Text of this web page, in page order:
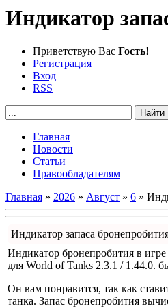
Индикатор
Приветствую Вас Гость!
Регистрация
Вход
RSS
Главная
Новости
Статьи
Правообладателям
Главная » 2026 » Август » 6 »
Индикатор запаса
Индикатор бронепробития в
для World of Tanks 2.3.1 / 1.44.0.
Он вам понравится, так как
танка. Запас бронепробития